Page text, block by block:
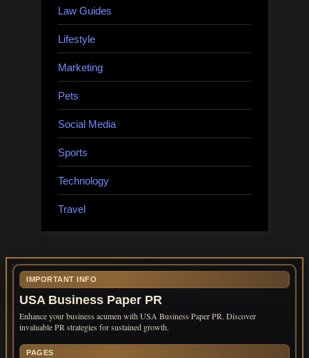
Law Guides
Lifestyle
Marketing
Pets
Social Media
Sports
Technology
Travel
IMPORTANT INFO
USA Business Paper PR
Enhance your business acumen with USA Business Paper PR. Discover
invaluable PR strategies for sustained growth.
PAGES